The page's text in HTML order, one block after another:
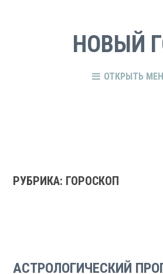
НОВЫЙ
ОТКРЫТЬ
РУБРИКА: ГОРОСКОП
АСТРОЛОГИЧЕСКИЙ